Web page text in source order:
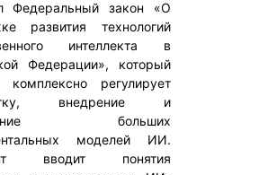
Федеральный закон «О
развития технологий
интеллекта в
Федерации», который
комплексно регулирует
внедрение и
больших
моделей ИИ.
вводит понятия